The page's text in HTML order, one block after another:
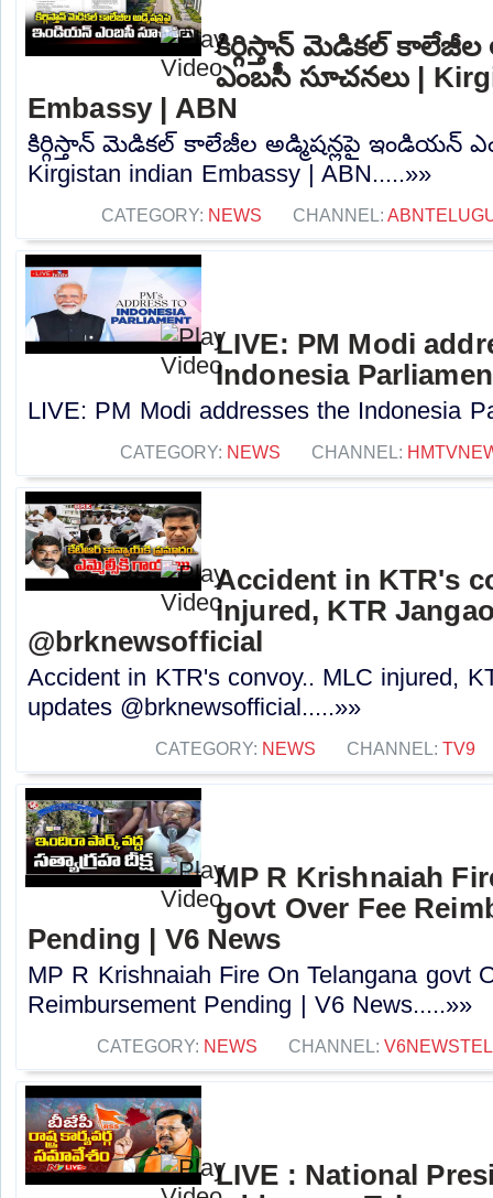
కిర్గిస్తాన్ మెడికల్
ఎంబసీ సూచనలు |
Embassy | ABN
కిర్గిస్తాన్ మెడికల్ కాలేజీల అడ్మిషన్లపై ఇండియన్
Kirgistan indian Embassy | ABN.....»»
CATEGORY: NEWS CHANNEL:
LIVE: PM Modi
Indonesia
LIVE: PM Modi addresses the Indonesia
CATEGORY: NEWS CHANNEL:
Accident in KTR's
injured, KTR
@brknewsofficial
Accident in KTR's convoy.. MLC injured,
updates @brknewsofficial.....»»
CATEGORY: NEWS CHANNEL: TV9
MP R Krishnaiah
govt Over Fee
Pending | V6 News
MP R Krishnaiah Fire On Telangana govt
Reimbursement Pending | V6 News.....»»
CATEGORY: NEWS CHANNEL:
LIVE : National